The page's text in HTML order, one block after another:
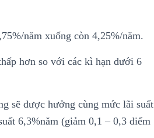
năm xuống còn 4,25%/năm.
hơn so với các kì hạn dưới 6
sẽ được hưởng cùng mức lãi suất
6,3%năm (giảm 0,1 – 0,3 điểm